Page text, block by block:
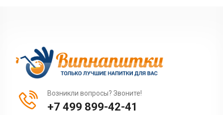
Возникли вопросы? Звоните!
+7 499 899-42-41